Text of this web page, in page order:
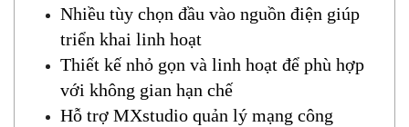
Nhiều tùy chọn đầu vào nguồn điện giúp
triển khai linh hoạt
Thiết kế nhỏ gọn và linh hoạt để phù hợp
với không gian hạn chế
Hỗ trợ MXstudio quản lý mạng công